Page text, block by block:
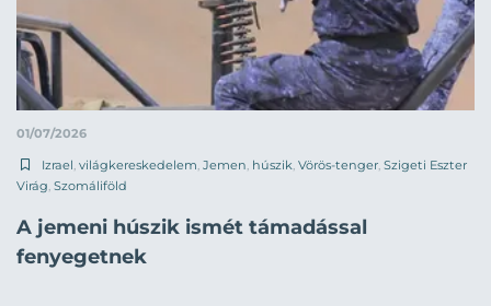
01/07/2026
Izrael világkereskedelem Jemen húszik Vörös-tenger Szigeti Eszter
Virág Szomáliföld
A jemeni húszik ismét támadással
fenyegetnek